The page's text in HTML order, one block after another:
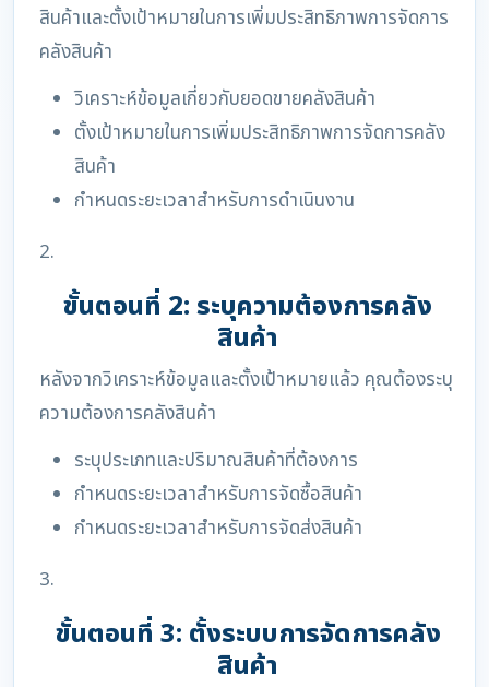
สินค้าและตั้งเป้าหมายในการเพิ่มประสิทธิภาพการจัดการ
คลังสินค้า
วิเคราะห์ข้อมูลเกี่ยวกับยอดขายคลังสินค้า
ตั้งเป้าหมายในการเพิ่มประสิทธิภาพการจัดการคลัง
สินค้า
กำหนดระยะเวลาสำหรับการดำเนินงาน
2.
ขั้นตอนที่ 2: ระบุความต้องการคลัง
สินค้า
หลังจากวิเคราะห์ข้อมูลและตั้งเป้าหมายแล้ว คุณต้องระบุ
ความต้องการคลังสินค้า
ระบุประเภทและปริมาณสินค้าที่ต้องการ
กำหนดระยะเวลาสำหรับการจัดซื้อสินค้า
กำหนดระยะเวลาสำหรับการจัดส่งสินค้า
3.
ขั้นตอนที่ 3: ตั้งระบบการจัดการคลัง
สินค้า